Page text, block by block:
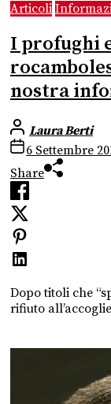
Articoli
I profughi
nostra
Laura Berti
6 Settembre
Share
Dopo titoli che
rifiuto